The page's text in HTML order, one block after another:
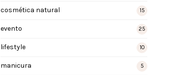
cosmética natural 15
evento 25
lifestyle 10
manicura 5